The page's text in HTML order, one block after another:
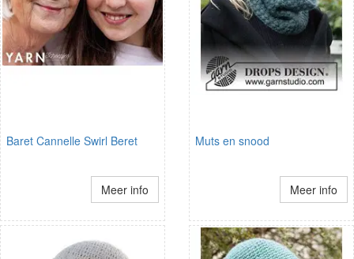
Baret Cannelle Swirl Beret
Meer info
Muts en snood
Meer info